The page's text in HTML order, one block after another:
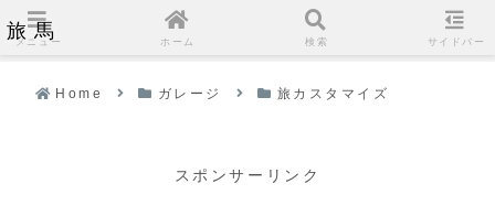
旅馬
Home ガレージ 旅カスタマイズ
スポンサーリンク
メニュー ホーム 検索 サイドバー